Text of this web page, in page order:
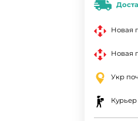
Новая
Новая
Укр